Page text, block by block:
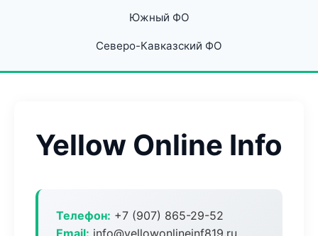
Южный ФО
Северо-Кавказский ФО
Yellow Online Info
Телефон: +7 (907) 865-29-52
Email: info@yellowonlineinf819.ru